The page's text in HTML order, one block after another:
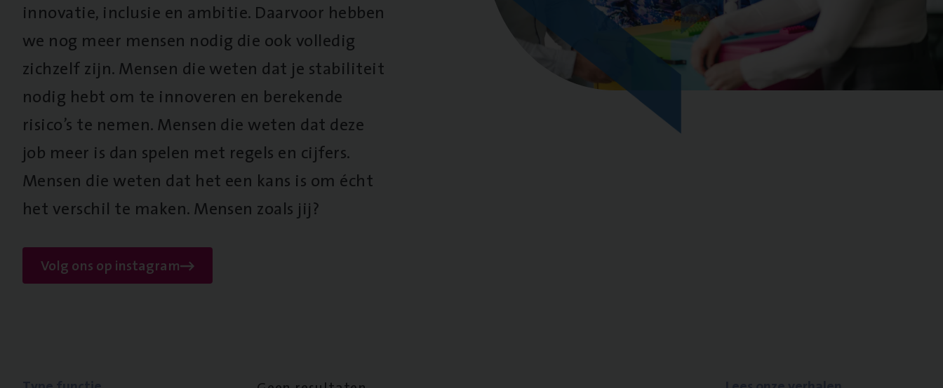
innovatie, inclusie en ambitie. Daarvoor hebben
we nog meer mensen nodig die ook volledig
zichzelf zijn. Mensen die weten dat je stabiliteit
nodig hebt om te innoveren en berekende
risico’s te nemen. Mensen die weten dat deze
job meer is dan spelen met regels en cijfers.
Mensen die weten dat het een kans is om écht
het verschil te maken. Mensen zoals jij?
Volg ons op instagram